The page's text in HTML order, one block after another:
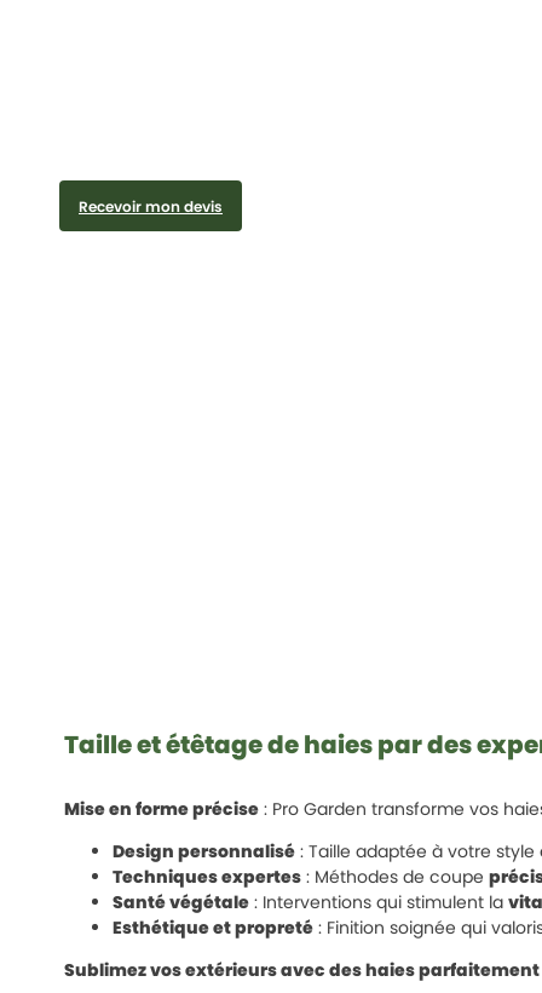
Recevoir mon devis
Taille et étêtage de haies par des
Mise en forme précise : Pro Garden transforme vos
Design personnalisé : Taille adaptée à votre
Techniques expertes : Méthodes de coupe
Santé végétale : Interventions qui stimulent la
Esthétique et propreté : Finition soignée qui
Sublimez vos extérieurs avec des haies